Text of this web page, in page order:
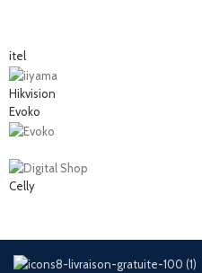
itel
Hikvision
Evoko
Celly